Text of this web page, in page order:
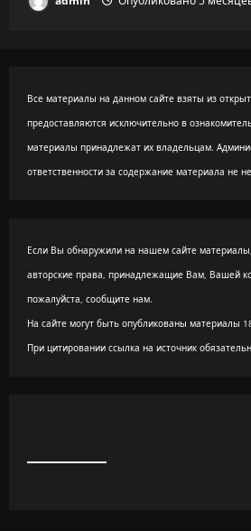
Все материалы на данном сайте взяты из
предоставляются исключительно в
материалы принадлежат их владельцам.
ответственности за содержание материала не
Если Вы обнаружили на нашем сайте
авторские права, принадлежащие Вам, Вашей
пожалуйста, сообщите нам.
На сайте могут быть опубликованы материалы
При цитировании ссылка на источник